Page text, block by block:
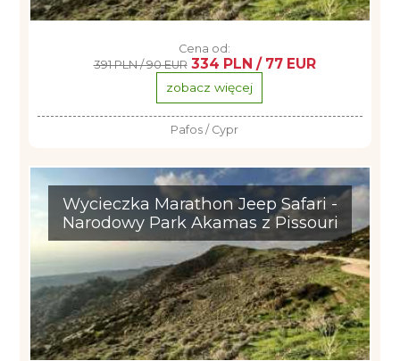
Cena od:
391 PLN / 90 EUR 334 PLN / 77 EUR
zobacz więcej
Pafos / Cypr
Wycieczka Marathon Jeep Safari -
Narodowy Park Akamas z Pissouri